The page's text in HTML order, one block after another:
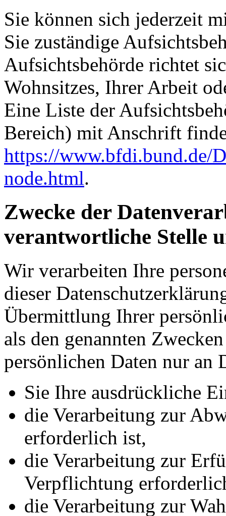
Sie können sich jederzeit
Sie zuständige
Aufsichtsbehörde richtet
Wohnsitzes, Ihrer Arbeit
Eine Liste der
Bereich) mit Anschrift
https://www.bfdi.bund.de/
node.html.
Zwecke der
verantwortliche Stelle
Wir verarbeiten Ihre
dieser
Übermittlung Ihrer
als den genannten
persönlichen Daten nur an
Sie Ihre ausdrückliche
die Verarbeitung zur
erforderlich ist,
die Verarbeitung zur
Verpflichtung
die Verarbeitung zur